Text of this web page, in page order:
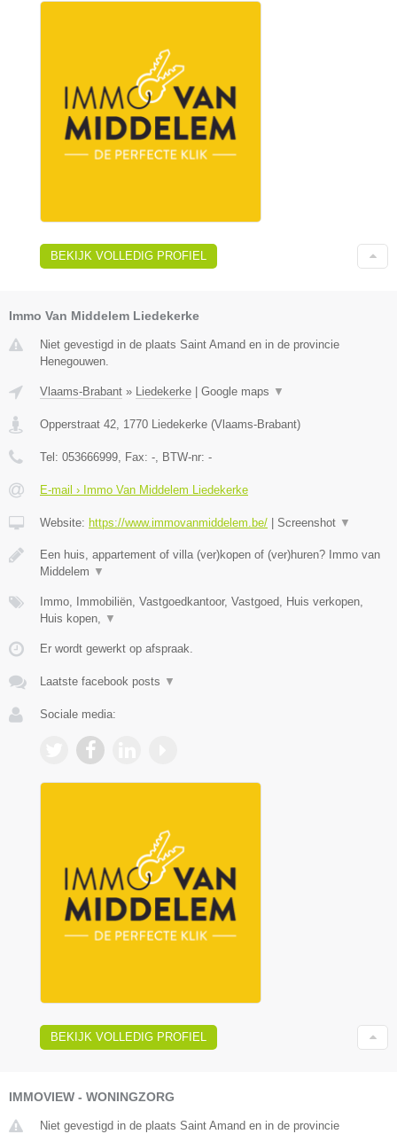
BEKIJK VOLLEDIG PROFIEL
Immo Van Middelem Liedekerke
Niet gevestigd in de plaats Saint Amand en in de provincie
Henegouwen.
Vlaams-Brabant » Liedekerke Google maps ▼
Opperstraat 42 1770 Liedekerke (Vlaams-Brabant)
Tel: 053666999 , Fax: - , BTW-nr: -
E-mail › Immo Van Middelem Liedekerke
Website: https://www.immovanmiddelem.be/ Screenshot ▼
Een huis, appartement of villa (ver)kopen of (ver)huren? Immo van
Middelem ▼
Immo, Immobiliën, Vastgoedkantoor, Vastgoed, Huis verkopen,
Huis kopen,
▼
Er wordt gewerkt op afspraak.
Laatste facebook posts ▼
Sociale media:
BEKIJK VOLLEDIG PROFIEL
IMMOVIEW - WONINGZORG
Niet gevestigd in de plaats Saint Amand en in de provincie